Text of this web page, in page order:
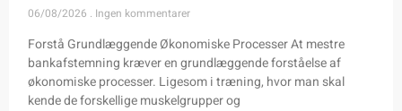
06/08/2026 Ingen kommentarer
Forstå Grundlæggende Økonomiske Processer At mestre
bankafstemning kræver en grundlæggende forståelse af
økonomiske processer. Ligesom i træning, hvor man skal
kende de forskellige muskelgrupper og